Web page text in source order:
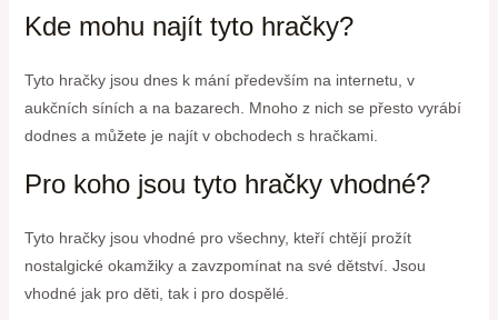
Kde mohu najít tyto hračky?
Tyto hračky jsou dnes k mání především na internetu, v
aukčních síních a na bazarech. Mnoho z nich se přesto vyrábí
dodnes a můžete je najít v obchodech s hračkami.
Pro koho jsou tyto hračky vhodné?
Tyto hračky jsou vhodné pro všechny, kteří chtějí prožít
nostalgické okamžiky a zavzpomínat na své dětství. Jsou
vhodné jak pro děti, tak i pro dospělé.